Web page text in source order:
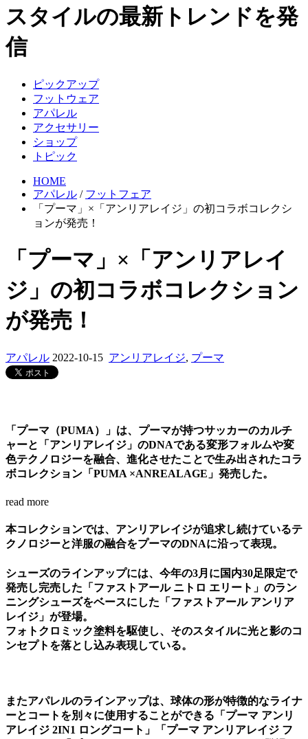
スタイルの最新トレンドを発
信
ピックアップ
フットウェア
アパレル
アクセサリー
ショップ
トピック
HOME
アパレル / フットフェア
「プーマ」×「アンリアレイジ」の初コラボコレクシ
ョンが発売！
「プーマ」×「アンリアレイ
ジ」の初コラボコレクション
が発売！
アパレル 2022-10-15 アンリアレイジ, プーマ
「プーマ（PUMA）」は、プーマが持つサッカーのカルチ
ャーと「アンリアレイジ」のDNAである変形フォルムや変
色テクノロジーを融合、進化させたことで生み出されたコラ
ボコレクション「PUMA ×ANREALAGE」発売した。
read more
本コレクションでは、アンリアレイジが追求し続けているテ
クノロジーと洋服の融合をプーマのDNAに沿って表現。
シューズのラインアップには、今年の3月に国内30足限定で
発売し完売した「ファストアール ニトロ エリート」のラン
ニングシューズをベースにした「ファストアール アンリア
レイジ」が登場。
フォトクロミック塗料を駆使し、そのスタイルに光と影のコ
ンセプトを落とし込み表現している。
またアパレルのラインアップは、球体の形が特徴的なライナ
ーとコートを別々に使用することができる「プーマ アンリ
アレイジ 2IN1 ロングコート」「プーマ アンリアレイジ フ